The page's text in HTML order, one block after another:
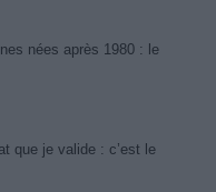
nées après 1980 : le
que je valide : c’est le